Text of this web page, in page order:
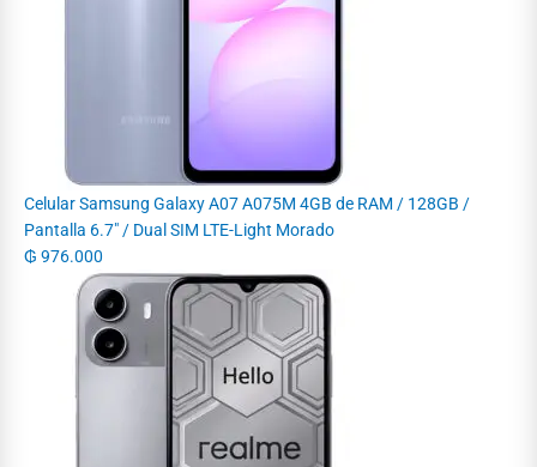
Celular Samsung Galaxy A07 A075M 4GB de RAM / 128GB /
Pantalla 6.7" / Dual SIM LTE-Light Morado
₲ 976.000